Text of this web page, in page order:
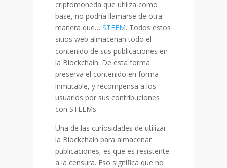
criptomoneda que utiliza como
base, no podría llamarse de otra
manera que… STEEM. Todos estos
sitios web almacenan todo el
contenido de sus publicaciones en
la Blockchain. De esta forma
preserva el contenido en forma
inmutable, y recompensa a los
usuarios por sus contribuciones
con STEEMs.
Una de las curiosidades de utilizar
la Blockchain para almacenar
publicaciones, es que es resistente
a la censura. Eso significa que no